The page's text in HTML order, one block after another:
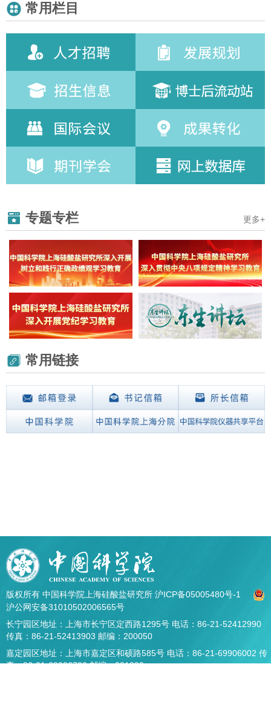
常用栏目
专题专栏 更多+
常用链接
版权所有 中国科学院上海硅酸盐研究所 沪ICP备05005480号-1
沪公网安备31010502006565号
长宁园区地址：上海市长宁区定西路1295号 电话：86-21-52412990
传真：86-21-52413903 邮编：200050
嘉定园区地址：上海市嘉定区和硕路585号 电话：86-21-69906002 传
真：86-21-69906700 邮编：201899